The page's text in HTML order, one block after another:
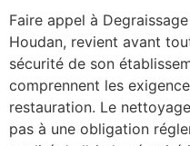
Faire appel à
Houdan, revient avant
sécurité de son
comprennent les
restauration. Le
pas à une obligation